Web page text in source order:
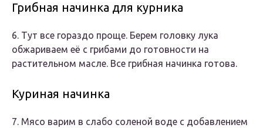
Грибная начинка для курника
6. Тут все гораздо проще. Берем головку лука
обжариваем её с грибами до готовности на
растительном масле. Все грибная начинка готова.
Куриная начинка
7. Мясо варим в слабо соленой воде с добавлением